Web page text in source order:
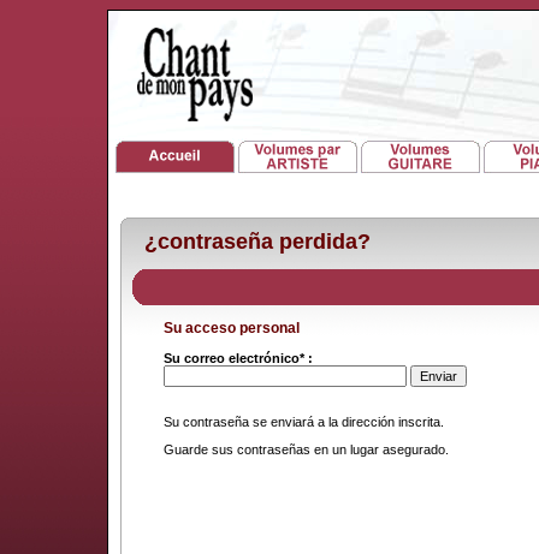
¿contraseña perdida?
Su acceso personal
Su correo electrónico* :
Su contraseña se enviará a la dirección inscrita.
Guarde sus contraseñas en un lugar asegurado.